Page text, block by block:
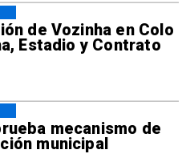
de Vozinha en Colo
Estadio y Contrato
mecanismo de
municipal